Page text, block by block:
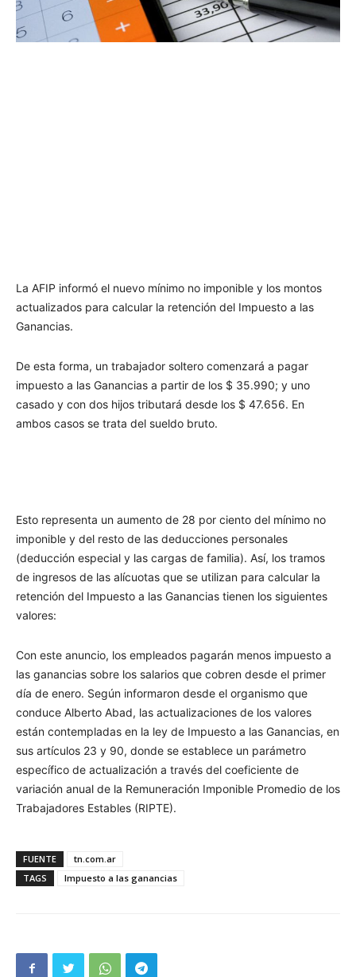
La AFIP informó el nuevo mínimo no imponible y los montos
actualizados para calcular la retención del Impuesto a las
Ganancias.
De esta forma, un trabajador soltero comenzará a pagar
impuesto a las Ganancias a partir de los $ 35.990; y uno
casado y con dos hijos tributará desde los $ 47.656. En
ambos casos se trata del sueldo bruto.
Esto representa un aumento de 28 por ciento del mínimo no
imponible y del resto de las deducciones personales
(deducción especial y las cargas de familia). Así, los tramos
de ingresos de las alícuotas que se utilizan para calcular la
retención del Impuesto a las Ganancias tienen los siguientes
valores:
Con este anuncio, los empleados pagarán menos impuesto a
las ganancias sobre los salarios que cobren desde el primer
día de enero. Según informaron desde el organismo que
conduce Alberto Abad, las actualizaciones de los valores
están contempladas en la ley de Impuesto a las Ganancias, en
sus artículos 23 y 90, donde se establece un parámetro
específico de actualización a través del coeficiente de
variación anual de la Remuneración Imponible Promedio de los
Trabajadores Estables (RIPTE).
FUENTE
tn.com.ar
TAGS
Impuesto a las ganancias